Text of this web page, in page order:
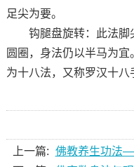
足尖为要。
钩腿盘旋转：此法脚
圆圈，身法仍以半马为
为十八法，又称罗汉十八
上一篇: 佛教养生功法